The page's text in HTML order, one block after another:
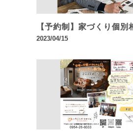
【予約制】家づくり個別
2023/04/15